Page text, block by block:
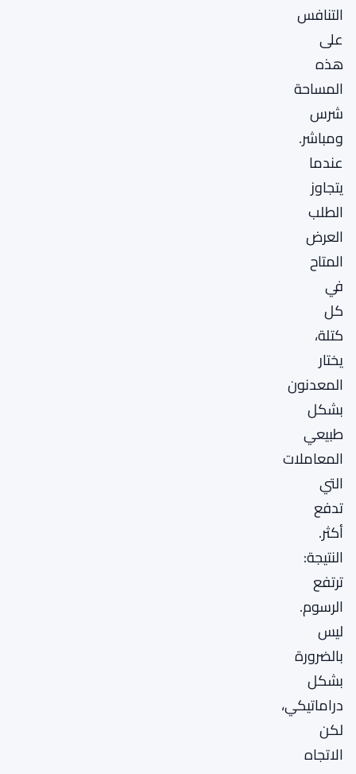
التنافس
على
هذه
المساحة
شرس
ومباشر.
عندما
يتجاوز
الطلب
العرض
المتاح
في
كل
كتلة،
يختار
المعدنون
بشكل
طبيعي
المعاملات
التي
تدفع
أكثر.
النتيجة:
ترتفع
الرسوم.
ليس
بالضرورة
بشكل
دراماتيكي،
لكن
الاتجاه